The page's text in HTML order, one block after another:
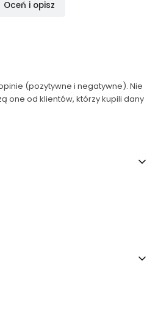
Oceń i opisz
(pozytywne i negatywne). Nie
one od klientów, którzy kupili dany